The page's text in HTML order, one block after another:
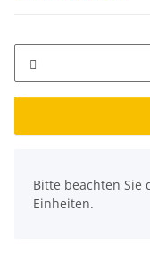
Bitte beachten Sie
Einheiten.